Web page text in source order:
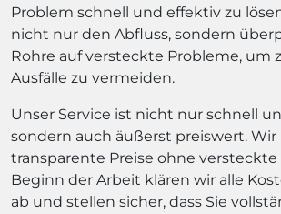
Problem schnell und effektiv zu
nicht nur den Abfluss, sondern
Rohre auf versteckte Probleme, um
Ausfälle zu vermeiden.
Unser Service ist nicht nur schnell
sondern auch äußerst preiswert.
transparente Preise ohne versteckte
Beginn der Arbeit klären wir alle
ab und stellen sicher, dass Sie